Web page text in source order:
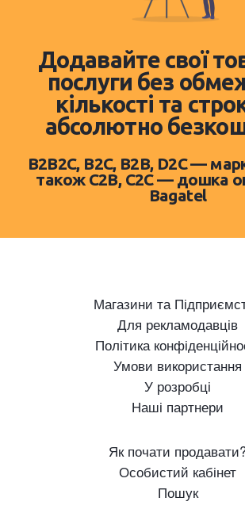
Додавайте свої
послуги без
кількості та
абсолютно
B2B2C, B2C, B2B, D2C —
також C2B, C2C — дошка
Bagatel
Магазини та
Для рекламодавців
Політика
Умови використання
У розробці
Наші партнери
Як почати
Особистий кабінет
Пошук